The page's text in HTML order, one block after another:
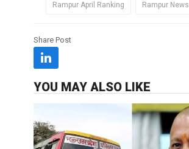
Rampur April Ranking Rampur News
Share Post
YOU MAY ALSO LIKE